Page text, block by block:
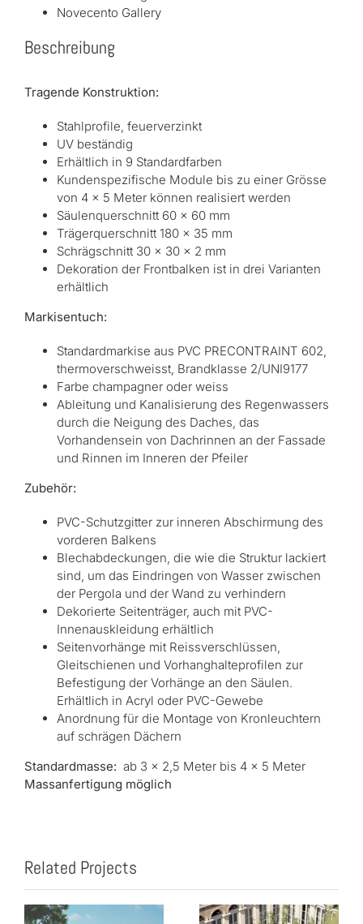
Novecento Gallery
Beschreibung
Tragende Konstruktion:
Stahlprofile, feuerverzinkt
UV beständig
Erhältlich in 9 Standardfarben
Kundenspezifische Module bis zu einer Grösse
von 4 x 5 Meter können realisiert werden
Säulenquerschnitt 60 x 60 mm
Trägerquerschnitt 180 x 35 mm
Schrägschnitt 30 x 30 x 2 mm
Dekoration der Frontbalken ist in drei Varianten
erhältlich
Markisentuch:
Standardmarkise aus PVC PRECONTRAINT 602,
thermoverschweisst, Brandklasse 2/UNI9177
Farbe champagner oder weiss
Ableitung und Kanalisierung des Regenwassers
durch die Neigung des Daches, das
Vorhandensein von Dachrinnen an der Fassade
und Rinnen im Inneren der Pfeiler
Zubehör:
PVC-Schutzgitter zur inneren Abschirmung des
vorderen Balkens
Blechabdeckungen, die wie die Struktur lackiert
sind, um das Eindringen von Wasser zwischen
der Pergola und der Wand zu verhindern
Dekorierte Seitenträger, auch mit PVC-
Innenauskleidung erhältlich
Seitenvorhänge mit Reissverschlüssen,
Gleitschienen und Vorhanghalteprofilen zur
Befestigung der Vorhänge an den Säulen.
Erhältlich in Acryl oder PVC-Gewebe
Anordnung für die Montage von Kronleuchtern
auf schrägen Dächern
Standardmasse: ab 3 x 2,5 Meter bis 4 x 5 Meter
Massanfertigung möglich
Related Projects